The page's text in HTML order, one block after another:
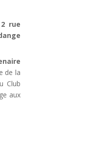
rue
de la
Club
aux